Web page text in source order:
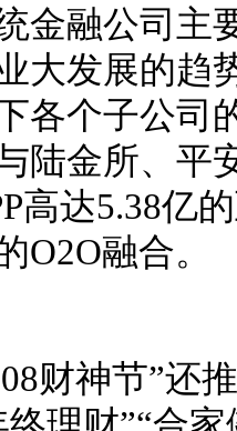
金融公司主
大发展的趋
各个子公司
陆金所、平
高达5.38亿
O2O融合。
财神节”还